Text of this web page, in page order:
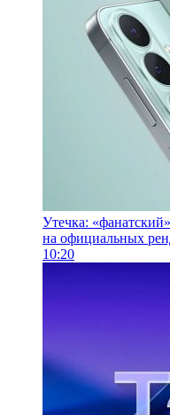
Утечка:
на официальных
10:20